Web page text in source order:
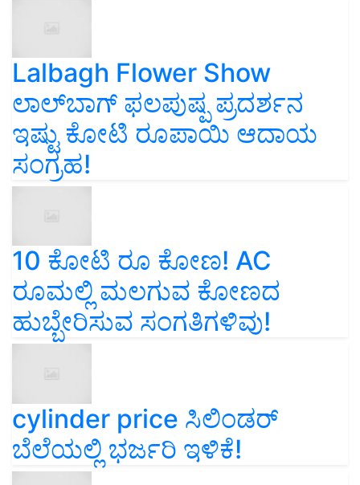
Lalbagh Flower Show
ಲಾಲ್‌ಬಾಗ್ ಫಲಪುಷ್ಪ ಪ್ರದರ್ಶನ
ಇಷ್ಟು ಕೋಟಿ ರೂಪಾಯಿ ಆದಾಯ
ಸಂಗ್ರಹ!
10 ಕೋಟಿ ರೂ ಕೋಣ! AC
ರೂಮಲ್ಲಿ ಮಲಗುವ ಕೋಣದ
ಹುಬ್ಬೇರಿಸುವ ಸಂಗತಿಗಳಿವು!
cylinder price ಸಿಲಿಂಡರ್‌
ಬೆಲೆಯಲ್ಲಿ ಭರ್ಜರಿ ಇಳಿಕೆ!